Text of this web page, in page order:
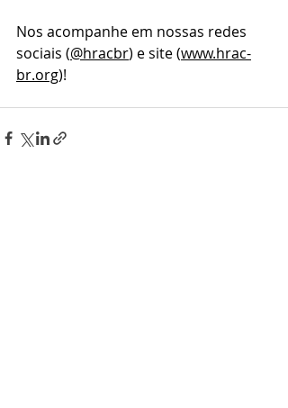
Nos acompanhe em nossas redes
sociais (@hracbr) e site (www.hrac-
br.org)!